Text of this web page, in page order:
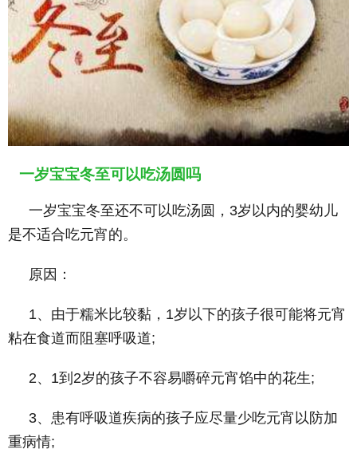
一岁宝宝冬至可以吃汤圆吗
一岁宝宝冬至还不可以吃汤圆，3岁以内的婴幼儿
是不适合吃元宵的。
原因：
1、由于糯米比较黏，1岁以下的孩子很可能将元宵
粘在食道而阻塞呼吸道;
2、1到2岁的孩子不容易嚼碎元宵馅中的花生;
3、患有呼吸道疾病的孩子应尽量少吃元宵以防加
重病情;